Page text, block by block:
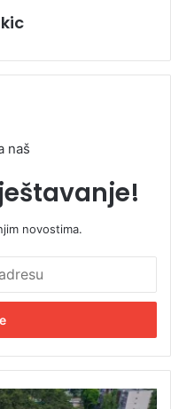
naš
novostima.